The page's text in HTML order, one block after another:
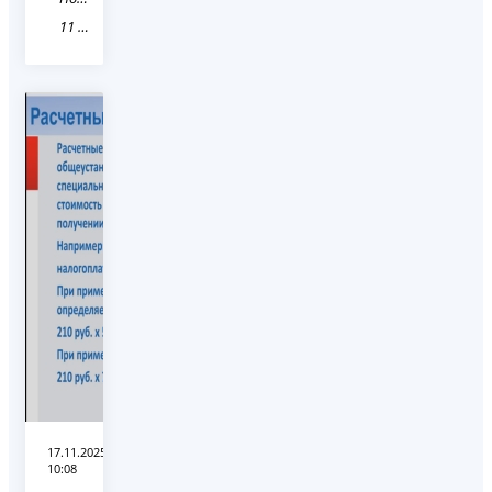
11 Республика Коми
17.11.2025
10:08